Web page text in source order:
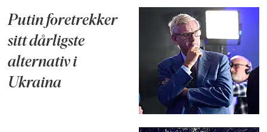
Putin foretrekker
sitt dårligste
alternativ i
Ukraina